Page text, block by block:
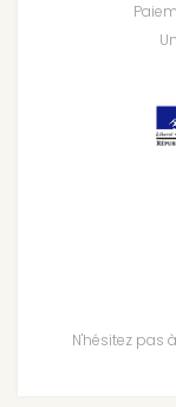
N'hésitez pas